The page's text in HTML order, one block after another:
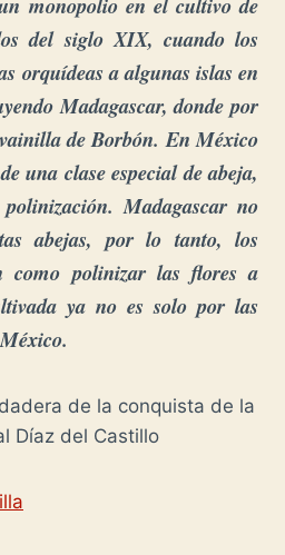
monopolio en el cultivo de
del siglo XIX, cuando los
orquídeas a algunas islas en
Madagascar, donde por
de Borbón. En México
una clase especial de abeja,
Madagascar no
abejas, por lo tanto, los
como polinizar las flores a
ya no es solo por las
de la conquista de la
Díaz del Castillo